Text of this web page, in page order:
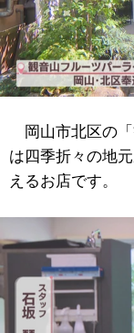
岡山市北区の「
は四季折々の地
えるお店です。